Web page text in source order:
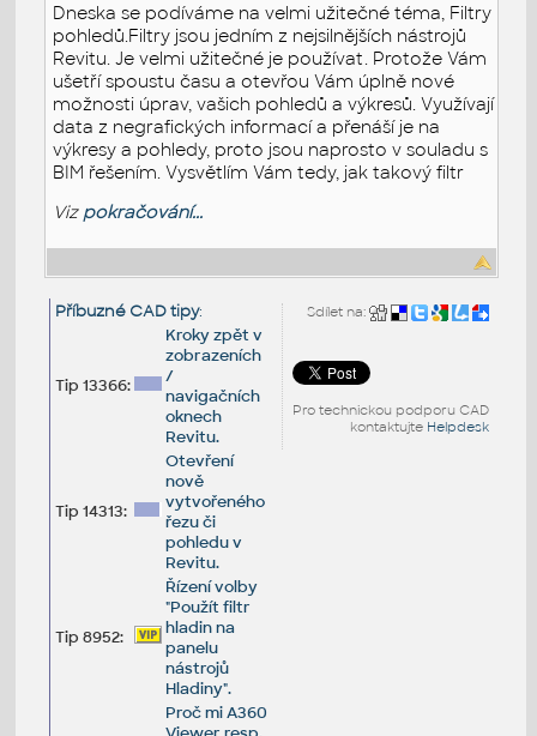
Dneska se podíváme na velmi užitečné téma, Filtry
pohledů.Filtry jsou jedním z nejsilnějších nástrojů
Revitu. Je velmi užitečné je používat. Protože Vám
ušetří spoustu času a otevřou Vám úplně nové
možnosti úprav, vašich pohledů a výkresů. Využívají
data z negrafických informací a přenáší je na
výkresy a pohledy, proto jsou naprosto v souladu s
BIM řešením. Vysvětlím Vám tedy, jak takový filtr
Viz pokračování...
Sdílet na:
Pro technickou podporu CAD
kontaktujte Helpdesk
Příbuzné CAD tipy:
Tip 13366:
Kroky zpět v
zobrazeních
/
navigačních
oknech
Revitu.
Tip 14313:
Otevření
nově
vytvořeného
řezu či
pohledu v
Revitu.
Tip 8952:
Řízení volby
"Použít filtr
hladin na
panelu
nástrojů
Hladiny".
Proč mi A360